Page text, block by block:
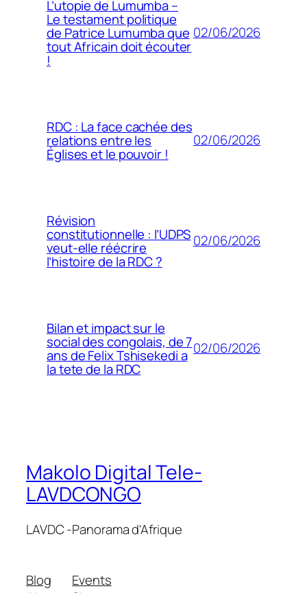
L’utopie de Lumumba –
Le testament politique
de Patrice Lumumba que
tout Africain doit écouter
!
02/06/2026
RDC : La face cachée des
relations entre les
Églises et le pouvoir !
02/06/2026
Révision
constitutionnelle : l’UDPS
veut-elle réécrire
l’histoire de la RDC ?
02/06/2026
Bilan et impact sur le
social des congolais, de 7
ans de Felix Tshisekedi a
la tete de la RDC
02/06/2026
Makolo Digital Tele-
LAVDCONGO
LAVDC -Panorama d'Afrique
Blog
Events